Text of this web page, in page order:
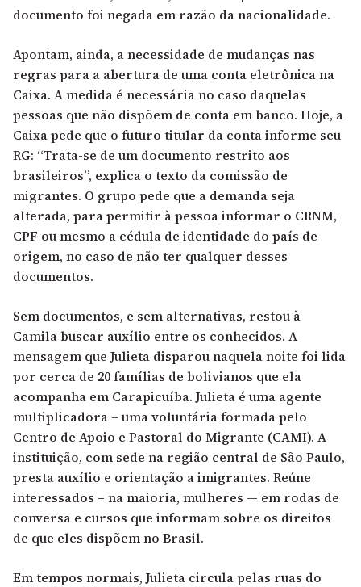
documento foi negada em razão da nacionalidade.
Apontam, ainda, a necessidade de mudanças nas
regras para a abertura de uma conta eletrônica na
Caixa. A medida é necessária no caso daquelas
pessoas que não dispõem de conta em banco. Hoje, a
Caixa pede que o futuro titular da conta informe seu
RG: “Trata-se de um documento restrito aos
brasileiros”, explica o texto da comissão de
migrantes. O grupo pede que a demanda seja
alterada, para permitir à pessoa informar o CRNM,
CPF ou mesmo a cédula de identidade do país de
origem, no caso de não ter qualquer desses
documentos.
Sem documentos, e sem alternativas, restou à
Camila buscar auxílio entre os conhecidos. A
mensagem que Julieta disparou naquela noite foi lida
por cerca de 20 famílias de bolivianos que ela
acompanha em Carapicuíba. Julieta é uma agente
multiplicadora – uma voluntária formada pelo
Centro de Apoio e Pastoral do Migrante (CAMI). A
instituição, com sede na região central de São Paulo,
presta auxílio e orientação a imigrantes. Reúne
interessados – na maioria, mulheres — em rodas de
conversa e cursos que informam sobre os direitos
de que eles dispõem no Brasil.
Em tempos normais, Julieta circula pelas ruas do